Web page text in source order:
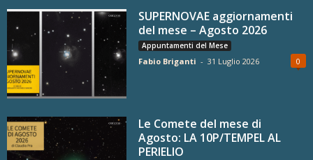
SUPERNOVAE aggiornamenti
del mese – Agosto 2026
Appuntamenti del Mese
Fabio Briganti - 31 Luglio 2026 0
Le Comete del mese di
Agosto: LA 10P/TEMPEL AL
PERIELIO